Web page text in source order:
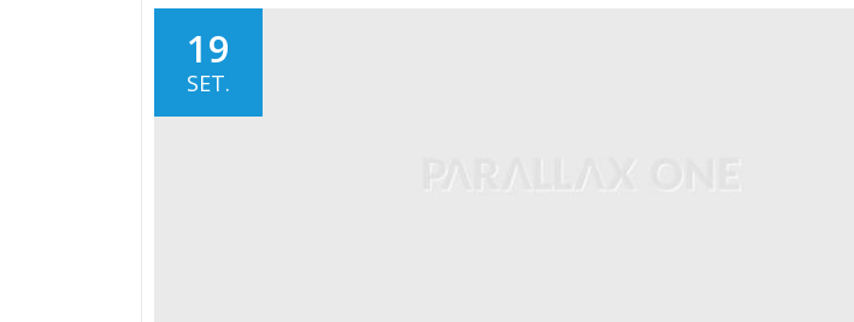
19
SET.